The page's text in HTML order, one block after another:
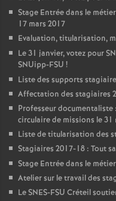
Stage Entrée dans le
17 mars 2017
Evaluation, titularisation,
Le 31 janvier, votez pour
SNUipp-FSU !
Liste des supports
Affectation des stagiaires
Professeur
circulaire de missions le 31
Liste de titularisation des
Stagiaires 2017-18 : Tout
Stage Entrée dans le
Atelier sur le travail des
LeSNES-FSU Créteil